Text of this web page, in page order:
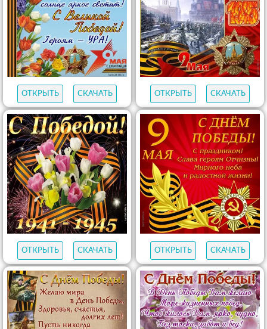
ОТКРЫТЬ СКАЧАТЬ ОТКРЫТЬ СКАЧАТЬ
ОТКРЫТЬ СКАЧАТЬ ОТКРЫТЬ СКАЧАТЬ